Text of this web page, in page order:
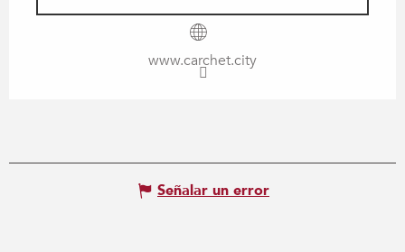
www.carchet.city
Señalar un error